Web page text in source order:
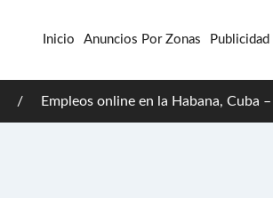
Inicio Anuncios Por Zonas Publicidad
Empleos online en la Habana, Cuba